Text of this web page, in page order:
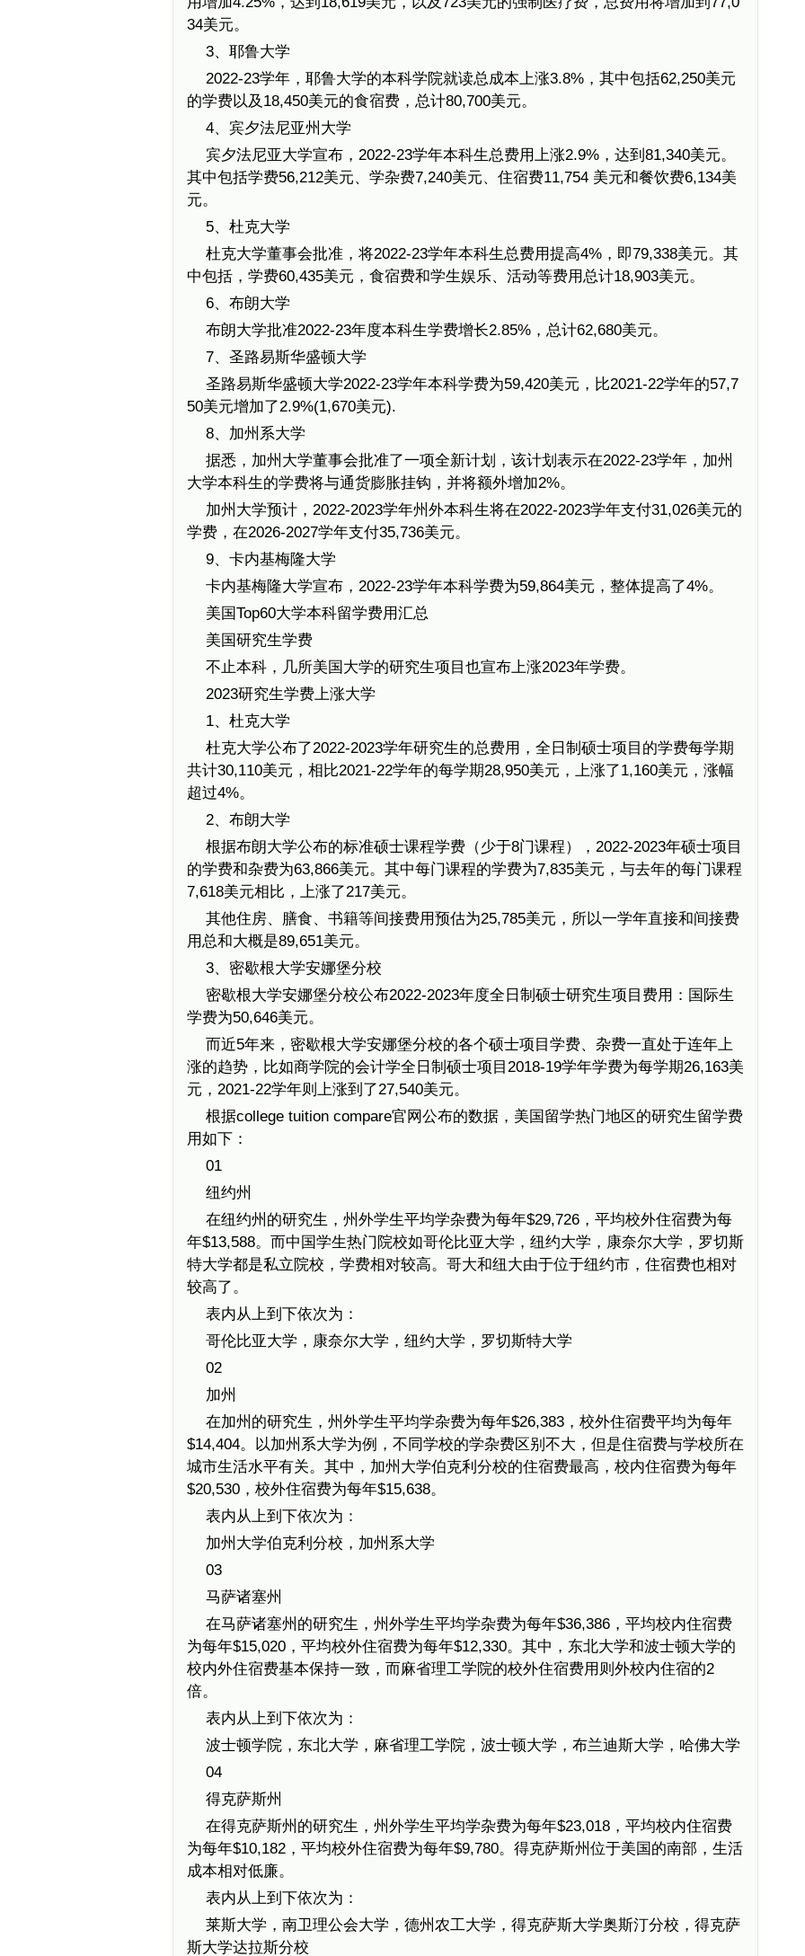
34美元。
3、耶鲁大学
2022-23学年，耶鲁大学的本科学院就读总成本上涨3.8%，其中包括62,250美元
的学费以及18,450美元的食宿费，总计80,700美元。
4、宾夕法尼亚州大学
宾夕法尼亚大学宣布，2022-23学年本科生总费用上涨2.9%，达到81,340美元。
其中包括学费56,212美元、学杂费7,240美元、住宿费11,754 美元和餐饮费6,134美
元。
5、杜克大学
杜克大学董事会批准，将2022-23学年本科生总费用提高4%，即79,338美元。其
中包括，学费60,435美元，食宿费和学生娱乐、活动等费用总计18,903美元。
6、布朗大学
布朗大学批准2022-23年度本科生学费增长2.85%，总计62,680美元。
7、圣路易斯华盛顿大学
圣路易斯华盛顿大学2022-23学年本科学费为59,420美元，比2021-22学年的57,7
50美元增加了2.9%(1,670美元).
8、加州系大学
据悉，加州大学董事会批准了一项全新计划，该计划表示在2022-23学年，加州
大学本科生的学费将与通货膨胀挂钩，并将额外增加2%。
加州大学预计，2022-2023学年州外本科生将在2022-2023学年支付31,026美元的
学费，在2026-2027学年支付35,736美元。
9、卡内基梅隆大学
卡内基梅隆大学宣布，2022-23学年本科学费为59,864美元，整体提高了4%。
美国Top60大学本科留学费用汇总
美国研究生学费
不止本科，几所美国大学的研究生项目也宣布上涨2023年学费。
2023研究生学费上涨大学
1、杜克大学
杜克大学公布了2022-2023学年研究生的总费用，全日制硕士项目的学费每学期
共计30,110美元，相比2021-22学年的每学期28,950美元，上涨了1,160美元，涨幅
超过4%。
2、布朗大学
根据布朗大学公布的标准硕士课程学费（少于8门课程），2022-2023年硕士项目
的学费和杂费为63,866美元。其中每门课程的学费为7,835美元，与去年的每门课程
7,618美元相比，上涨了217美元。
其他住房、膳食、书籍等间接费用预估为25,785美元，所以一学年直接和间接费
用总和大概是89,651美元。
3、密歇根大学安娜堡分校
密歇根大学安娜堡分校公布2022-2023年度全日制硕士研究生项目费用：国际生
学费为50,646美元。
而近5年来，密歇根大学安娜堡分校的各个硕士项目学费、杂费一直处于连年上
涨的趋势，比如商学院的会计学全日制硕士项目2018-19学年学费为每学期26,163美
元，2021-22学年则上涨到了27,540美元。
根据college tuition compare官网公布的数据，美国留学热门地区的研究生留学费
用如下：
01
纽约州
在纽约州的研究生，州外学生平均学杂费为每年$29,726，平均校外住宿费为每
年$13,588。而中国学生热门院校如哥伦比亚大学，纽约大学，康奈尔大学，罗切斯
特大学都是私立院校，学费相对较高。哥大和纽大由于位于纽约市，住宿费也相对
较高了。
表内从上到下依次为：
哥伦比亚大学，康奈尔大学，纽约大学，罗切斯特大学
02
加州
在加州的研究生，州外学生平均学杂费为每年$26,383，校外住宿费平均为每年
$14,404。以加州系大学为例，不同学校的学杂费区别不大，但是住宿费与学校所在
城市生活水平有关。其中，加州大学伯克利分校的住宿费最高，校内住宿费为每年
$20,530，校外住宿费为每年$15,638。
表内从上到下依次为：
加州大学伯克利分校，加州系大学
03
马萨诸塞州
在马萨诸塞州的研究生，州外学生平均学杂费为每年$36,386，平均校内住宿费
为每年$15,020，平均校外住宿费为每年$12,330。其中，东北大学和波士顿大学的
校内外住宿费基本保持一致，而麻省理工学院的校外住宿费用则外校内住宿的2
倍。
表内从上到下依次为：
波士顿学院，东北大学，麻省理工学院，波士顿大学，布兰迪斯大学，哈佛大学
04
得克萨斯州
在得克萨斯州的研究生，州外学生平均学杂费为每年$23,018，平均校内住宿费
为每年$10,182，平均校外住宿费为每年$9,780。得克萨斯州位于美国的南部，生活
成本相对低廉。
表内从上到下依次为：
莱斯大学，南卫理公会大学，德州农工大学，得克萨斯大学奥斯汀分校，得克萨
斯大学达拉斯分校